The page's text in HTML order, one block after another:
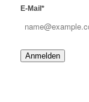
E-Mail*
Anmelden